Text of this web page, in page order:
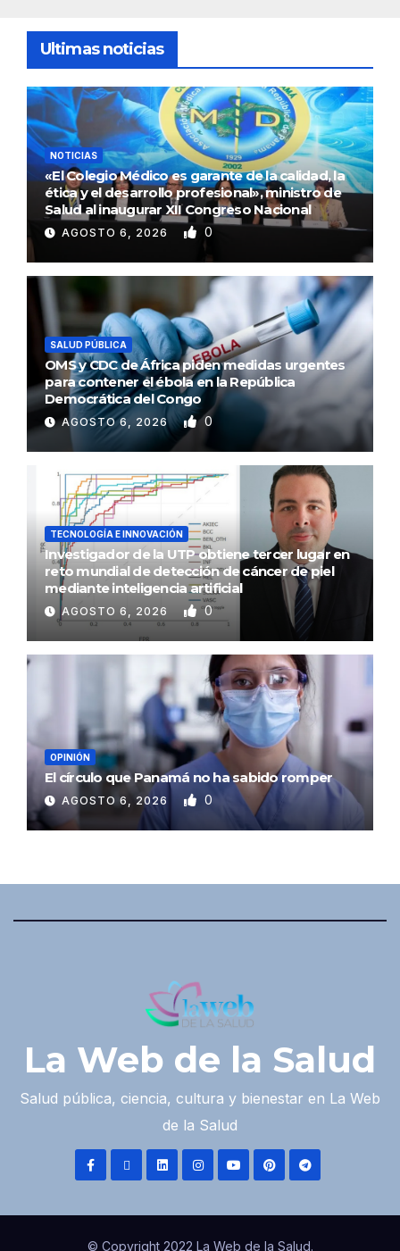
Ultimas noticias
NOTICIAS
«El Colegio Médico es garante de la calidad, la
ética y el desarrollo profesional», ministro de
Salud al inaugurar XII Congreso Nacional
AGOSTO 6, 2026 0
SALUD PÚBLICA
OMS y CDC de África piden medidas urgentes
para contener el ébola en la República
Democrática del Congo
AGOSTO 6, 2026 0
TECNOLOGÍA E INNOVACIÓN
Investigador de la UTP obtiene tercer lugar en
reto mundial de detección de cáncer de piel
mediante inteligencia artificial
AGOSTO 6, 2026 0
OPINIÓN
El círculo que Panamá no ha sabido romper
AGOSTO 6, 2026 0
La Web de la Salud
Salud pública, ciencia, cultura y bienestar en La Web
de la Salud
© Copyright 2022 La Web de la Salud.